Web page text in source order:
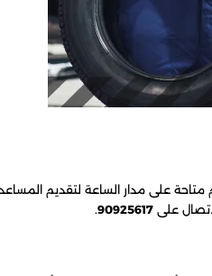
على مدار الساعة لتقديم
على 90925617
.